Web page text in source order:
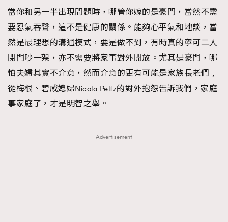
當你和另一半出現問題時，哪管你嫁的是豪門，當然不需
要忍氣吞聲，這不是健康的關係。能夠心平氣和地談，當
然是最理想的溝通模式，要是做不到，有時真的寧可二人
閉門吵一架，亦不需要將家事對外開放。尤其是豪門，哪
怕夫婦其實不介意，然而介意的更有可能是家族長老們﹐
從梅根、碧咸媳婦Nicola Peltz的對外抱怨告訴我們，家庭
事家庭了，才是明智之舉。
Advertisement